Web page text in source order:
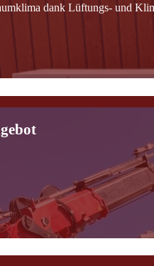
dank Lüftungs- und